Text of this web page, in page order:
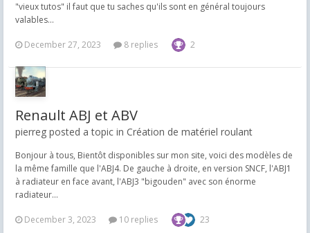
"vieux tutos" il faut que tu saches qu'ils sont en général toujours
valables...
December 27, 2023 8 replies 2
Renault ABJ et ABV
pierreg posted a topic in Création de matériel roulant
Bonjour à tous, Bientôt disponibles sur mon site, voici des modèles de
la même famille que l'ABJ4. De gauche à droite, en version SNCF, l'ABJ1
à radiateur en face avant, l'ABJ3 "bigouden" avec son énorme
radiateur...
December 3, 2023 10 replies 23